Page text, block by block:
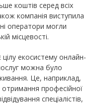
коштів серед всіх
компанія виступила
оператори могли
місцевості.
екосистему онлайн-
можна було
Це, наприклад,
професійної
спеціалістів,